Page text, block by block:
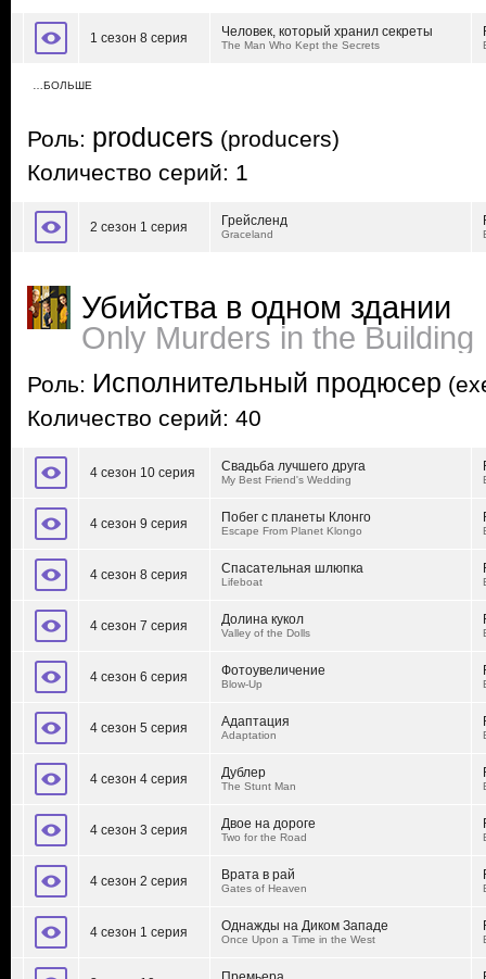
1 сезон 8 серия Человек, который хранил секреты
The Man Who Kept the Secrets
…БОЛЬШЕ
Роль: producers (producers)
Количество серий: 1
2 сезон 1 серия Грейсленд
Graceland
Убийства в одном здании
Only Murders in the Building
Роль: Исполнительный продюсер
Количество серий: 40
4 сезон 10 серия Свадьба лучшего друга
My Best Friend's Wedding
4 сезон 9 серия Побег с планеты Клонго
Escape From Planet Klongo
4 сезон 8 серия Спасательная шлюпка
Lifeboat
4 сезон 7 серия Долина кукол
Valley of the Dolls
4 сезон 6 серия Фотоувеличение
Blow-Up
4 сезон 5 серия Адаптация
Adaptation
4 сезон 4 серия Дублер
The Stunt Man
4 сезон 3 серия Двое на дороге
Two for the Road
4 сезон 2 серия Врата в рай
Gates of Heaven
4 сезон 1 серия Однажды на Диком Западе
Once Upon a Time in the West